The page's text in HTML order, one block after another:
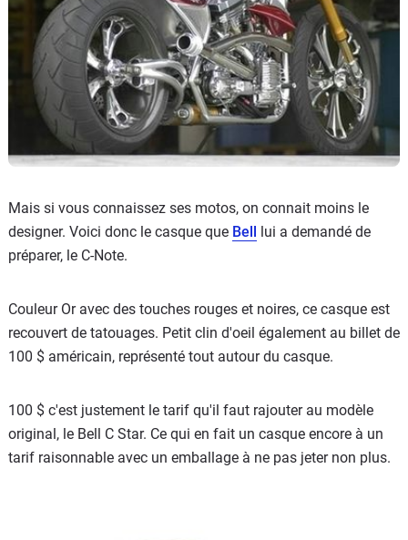
Mais si vous connaissez ses motos, on connait moins le
designer. Voici donc le casque que Bell
lui a demandé de
préparer, le C-Note.
Couleur Or avec des touches rouges et noires, ce casque est
recouvert de tatouages. Petit clin d'oeil également au billet de
100 $ américain, représenté tout autour du casque.
100 $ c'est justement le tarif qu'il faut rajouter au modèle
original, le Bell C Star. Ce qui en fait un casque encore à un
tarif raisonnable avec un emballage à ne pas jeter non plus.